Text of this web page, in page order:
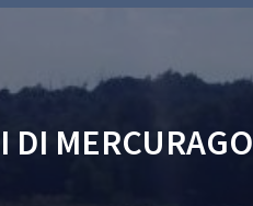
MERCURAGO